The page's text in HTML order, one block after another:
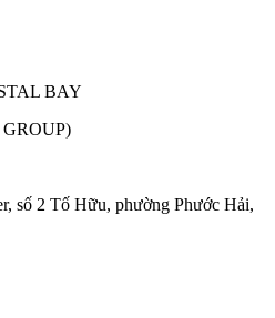
BAY
số 2 Tố Hữu, phường Phước Hải,